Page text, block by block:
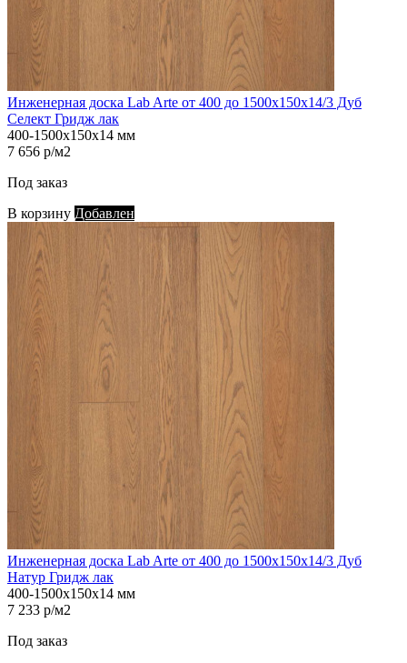
Инженерная доска Lab Arte от 400 до 1500х150х14/3 Дуб
Селект Гридж лак
400-1500х150х14 мм
7 656 р/м2
Под заказ
В корзину Добавлен
Инженерная доска Lab Arte от 400 до 1500х150х14/3 Дуб
Натур Гридж лак
400-1500х150х14 мм
7 233 р/м2
Под заказ